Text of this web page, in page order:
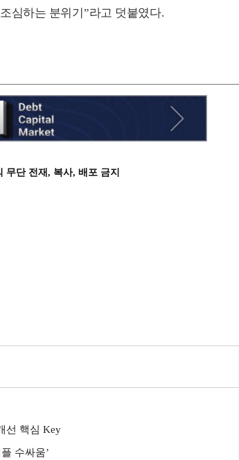
심하는 분위기”라고 덧붙였다.
단 전재, 복사, 배포 금지
선 핵심 Key
수싸움’